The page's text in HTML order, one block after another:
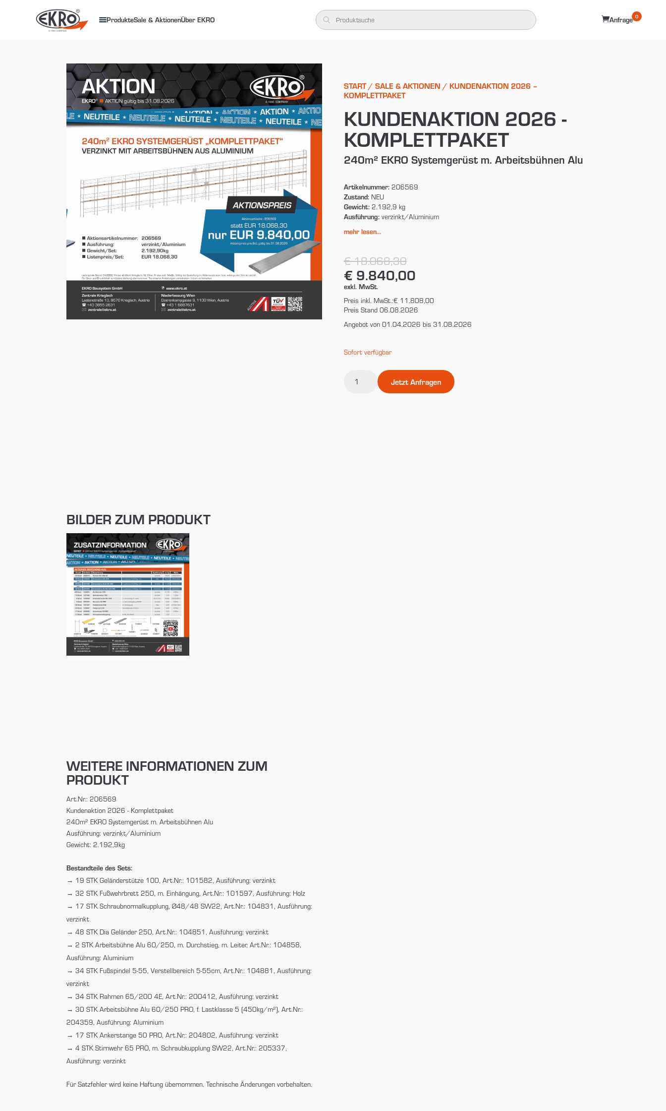
ProdukteSale & AktionenÜber EKRO Anfrage 0
START/ SALE & AKTIONEN / KUNDENAKTION 2026 –
KOMPLETTPAKET
KUNDENAKTION 2026 -
KOMPLETTPAKET
240m² EKRO Systemgerüst m. Arbeitsbühnen Alu
Artikelnummer:206569
Zustand:NEU
Gewicht:2.192,9 kg
Ausführung:verzinkt/Aluminium
mehr lesen...
€ 18.068,30
€ 9.840,00
exkl. MwSt.
Preis inkl. MwSt.:€ 11.808,00
Preis Stand 06.08.2026
Angebot von 01.04.2026 bis 31.08.2026
Sofort verfügbar
Kundenaktion
2026
Jetzt Anfragen
BILDER ZUM PRODUKT
WEITERE INFORMATIONEN ZUM
PRODUKT
Art.Nr.: 206569
Kundenaktion 2026 - Komplettpaket
240m² EKRO Systemgerüst m. Arbeitsbühnen Alu
Ausführung: verzinkt/Aluminium
Gewicht: 2.192,9kg
Bestandteile des Sets:
19 STK Geländerstütze 100, Art.Nr.: 101582, Ausführung: verzinkt
32 STK Fußwehrbrett 250, m. Einhängung, Art.Nr.: 101597, Ausführung: Holz
17 STK Schraubnormalkupplung, Ø48/48 SW22, Art.Nr.: 104831, Ausführung:
verzinkt
48 STK Dia Geländer 250, Art.Nr.: 104851, Ausführung: verzinkt
2 STK Arbeitsbühne Alu 60/250, m. Durchstieg, m. Leiter, Art.Nr.: 104858,
Ausführung: Aluminium
34 STK Fußspindel 5-55, Verstellbereich 5-55cm, Art.Nr.: 104881, Ausführung:
verzinkt
34 STK Rahmen 65/200 4E, Art.Nr.: 200412, Ausführung: verzinkt
30 STK Arbeitsbühne Alu 60/250 PRO, f. Lastklasse 5 (450kg/m²), Art.Nr.:
204359, Ausführung: Aluminium
17 STK Ankerstange 50 PRO, Art.Nr.: 204802, Ausführung: verzinkt
4 STK Stirnwehr 65 PRO, m. Schraubkupplung SW22, Art.Nr.: 205337,
Ausführung: verzinkt
Für Satzfehler wird keine Haftung übernommen. Technische Änderungen vorbehalten.